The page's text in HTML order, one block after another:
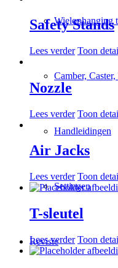
Wielophanging
Camber,
Handleidingen
Settingen
Revisie
Safety Stands
Lees verder Toon
Nozzle
Lees verder Toon
Air Jacks
Lees verder Toon
T-sleutel
Lees verder Toon